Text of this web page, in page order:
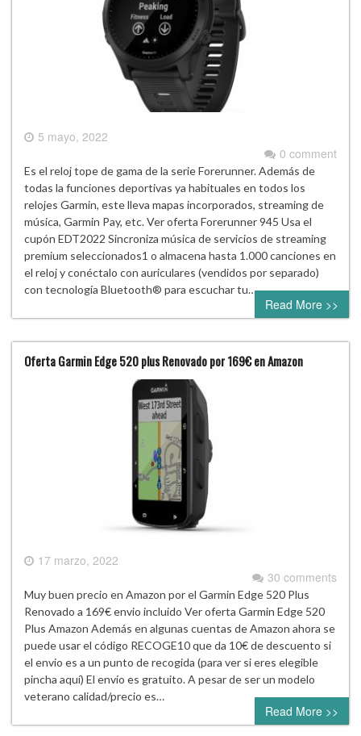
5 mayo, 2022
0 comment
Es el reloj tope de gama de la serie Forerunner. Además de
todas la funciones deportivas ya habituales en todos los
relojes Garmin, este lleva mapas incorporados, streaming de
música, Garmin Pay, etc. Ver oferta Forerunner 945 Usa el
cupón EDT2022 Sincroniza música de servicios de streaming
premium seleccionados1 o almacena hasta 1.000 canciones en
el reloj y conéctalo con auriculares (vendidos por separado)
con tecnología Bluetooth® para escuchar tu…
Read More >>
Oferta Garmin Edge 520 plus Renovado por 169€ en Amazon
17 marzo, 2022
30 comments
Muy buen precio en Amazon por el Garmin Edge 520 Plus
Renovado a 169€ envio incluido Ver oferta Garmin Edge 520
Plus Amazon Además en algunas cuentas de Amazon ahora se
puede usar el código RECOGE10 que da 10€ de descuento si
el envio es a un punto de recogida (para ver si eres elegible
pincha aquí) El envío es gratuito. A pesar de ser un modelo
veterano calidad/precio es…
Read More >>